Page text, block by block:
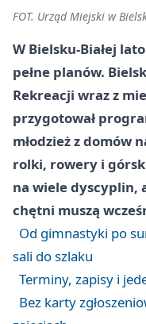
FOT. Urząd Miejski w
W Bielsku-Białej
pełne planów.
Rekreacji wraz z
przygotował
młodzież z domów
rolki, rowery i
na wiele dyscyplin,
chętni muszą
Od gimnastyki po
sali do szlaku
Terminy, zapisy i
Bez karty